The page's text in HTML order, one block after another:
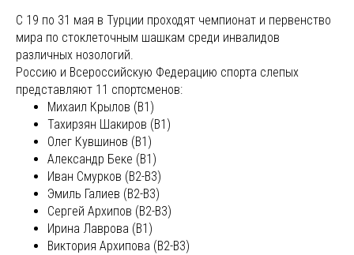
С 19 по 31 мая в Турции проходят чемпионат и первенство
мира по стоклеточным шашкам среди инвалидов
различных нозологий.
Россию и Всероссийскую Федерацию спорта слепых
представляют 11 спортсменов:
Михаил Крылов (В1)
Тахирзян Шакиров (В1)
Олег Кувшинов (В1)
Александр Беке (В1)
Иван Смурков (В2-В3)
Эмиль Галиев (В2-В3)
Сергей Архипов (В2-В3)
Ирина Лаврова (В1)
Виктория Архипова (В2-В3)